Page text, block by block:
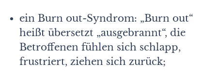
ein Burn out-Syndrom: „Burn out“
heißt übersetzt „ausgebrannt“, die
Betroffenen fühlen sich schlapp,
frustriert, ziehen sich zurück;